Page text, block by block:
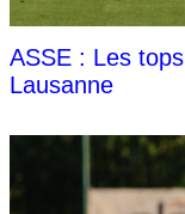
ASSE : Les
Lausanne